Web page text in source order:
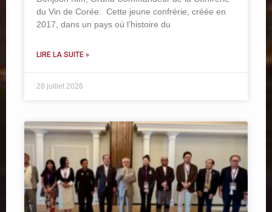
du Vin de Corée. Cette jeune confrérie, créée en
2017, dans un pays où l’histoire du
LIRE LA SUITE »
28 juillet 2026